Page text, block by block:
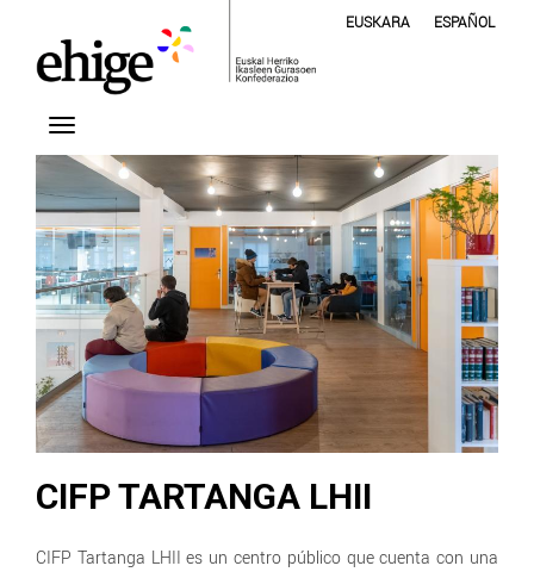
EUSKARA ESPAÑOL
CIFP TARTANGA LHII
CIFP Tartanga LHII es un centro público que cuenta con una